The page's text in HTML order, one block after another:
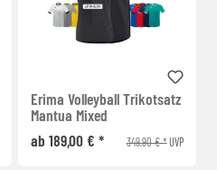
Erima Volleyball Trikotsatz
Mantua Mixed
ab 189,00 € *
349,90 € *UVP